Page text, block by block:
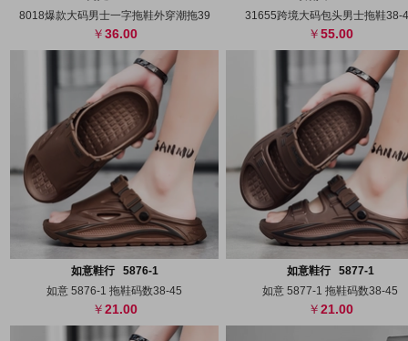
8018爆款大码男士一字拖鞋外穿潮拖39
36.00
31655跨境大码包头男士拖鞋38-
55.00
代发
如意鞋行 5876-1
如意 5876-1 拖鞋码数38-45
21.00
代发
如意鞋行 5877-1
如意 5877-1 拖鞋码数38-45
21.00